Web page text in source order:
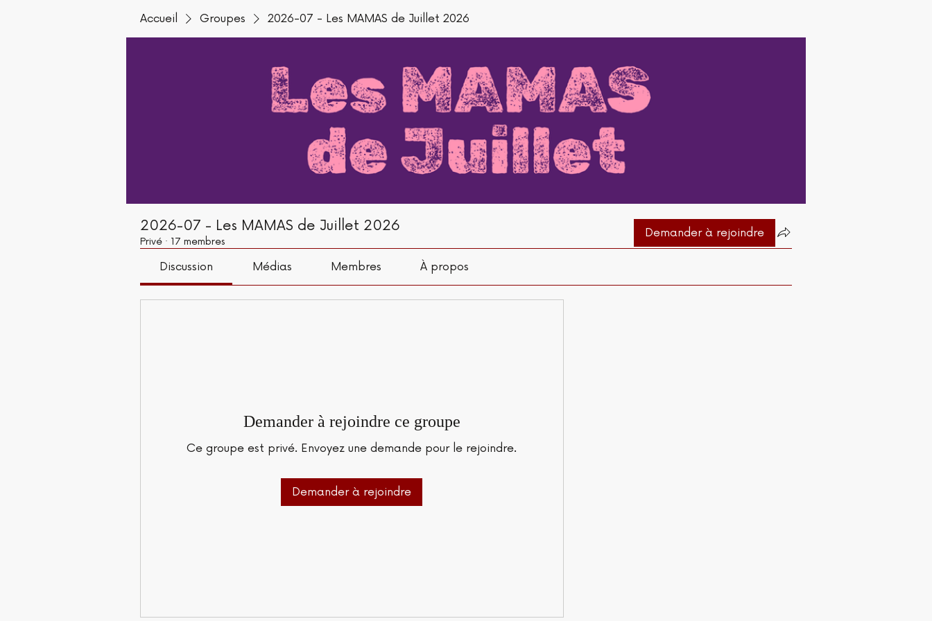
Accueil Groupes 2026-07 - Les MAMAS de Juillet 2026
2026-07 - Les MAMAS de Juillet 2026
Privé · 17 membres
Demander à rejoindre
Discussion Médias Membres À propos
Demander à rejoindre ce groupe
Ce groupe est privé. Envoyez une demande pour le rejoindre.
Demander à rejoindre